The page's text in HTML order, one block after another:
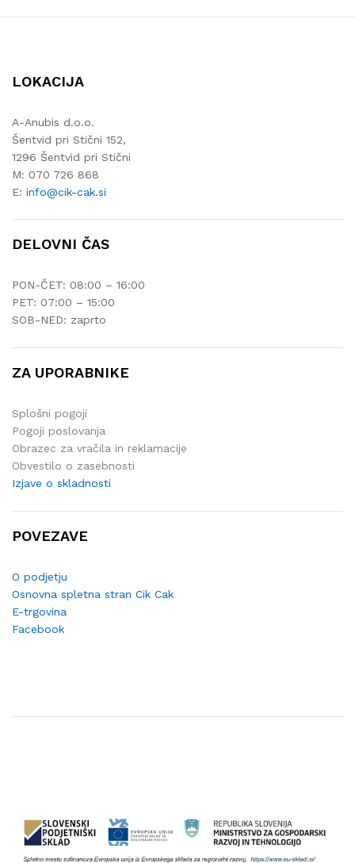
LOKACIJA
A-Anubis d.o.o.
Šentvid pri Stični 152,
1296 Šentvid pri Stični
M: 070 726 868
E: info@cik-cak.si
DELOVNI ČAS
PON-ČET: 08:00 – 16:00
PET: 07:00 – 15:00
SOB-NED: zaprto
ZA UPORABNIKE
Splošni pogoji
Pogoji poslovanja
Obrazec za vračila in reklamacije
Obvestilo o zasebnosti
Izjave o skladnosti
POVEZAVE
O podjetju
Osnovna spletna stran Cik Cak
E-trgovina
Facebook